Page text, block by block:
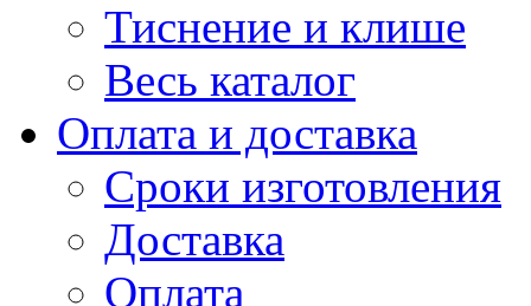
Тиснение и клише
Весь каталог
Оплата и доставка
Сроки изготовления
Доставка
Оплата